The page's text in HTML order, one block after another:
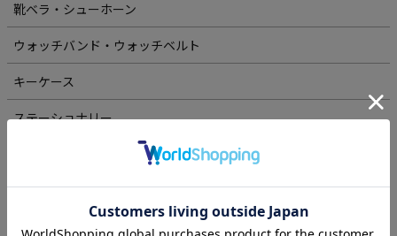
靴ベラ・シューホーン
ウォッチバンド・ウォッチベルト
キーケース
ステーショナリー
シリーズから探す